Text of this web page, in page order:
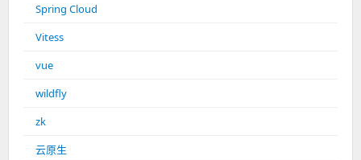
Spring Cloud
Vitess
vue
wildfly
zk
云原生